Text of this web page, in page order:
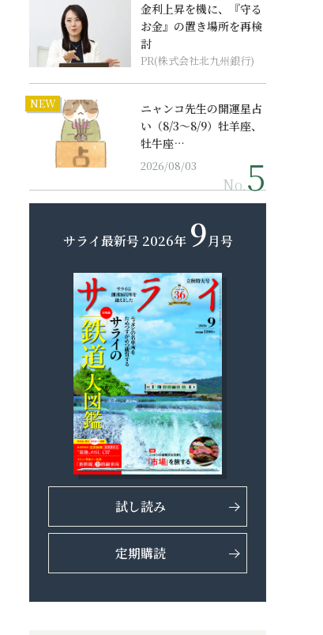
金利上昇を機に、『守る
お金』の置き場所を再検
討
PR(株式会社北九州銀行)
NEW
ニャンコ先生の開運星占
い（8/3～8/9）牡羊座、
牡牛座…
2026/08/03
No.
サライ最新号 2026年 9月号
試し読み
定期購読